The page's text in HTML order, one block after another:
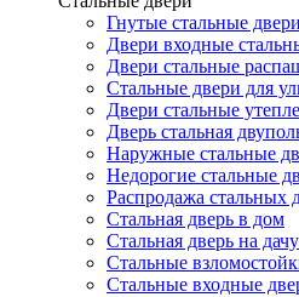
Гнутые стальные двери
Двери входные
Двери стальные
Стальные двери для
Двери стальные
Дверь стальная
Наружные стальные
Недорогие стальные
Распродажа стальных
Стальная дверь в дом
Стальная дверь на дачу
Стальные
Стальные входные